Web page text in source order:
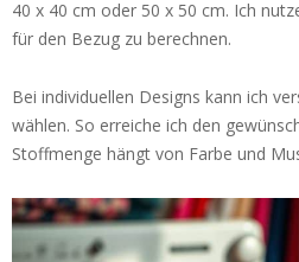
40 x 40 cm oder 50 x 50 cm. Ich
für den Bezug zu berechnen.
Bei individuellen Designs kann ich
wählen. So erreiche ich den
Stoffmenge hängt von Farbe und